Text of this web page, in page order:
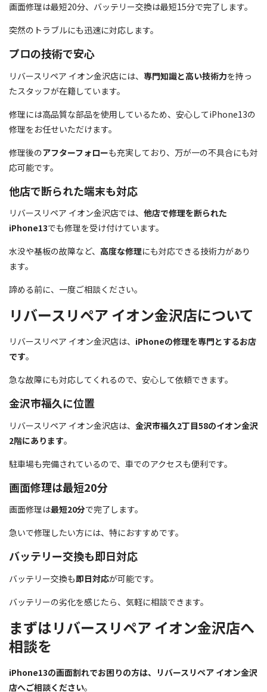
画面修理は最短20分、バッテリー交換は最短15分で完了します。
突然のトラブルにも迅速に対応します。
プロの技術で安心
リバースリペア イオン金沢店には、 専門知識と高い技術力を持っ
たスタッフが在籍しています。
修理には高品質な部品を使用しているため、安心してiPhone13の
修理をお任せいただけます。
修理後のアフターフォローも充実しており、万が一の不具合にも対
応可能です。
他店で断られた端末も対応
リバースリペア イオン金沢店では、 他店で修理を断られた
iPhone13でも修理を受け付けています。
水没や基板の故障など、 高度な修理にも対応できる技術力があり
ます。
諦める前に、一度ご相談ください。
リバースリペア イオン金沢店について
リバースリペア イオン金沢店は、 iPhoneの修理を専門とするお店
です。
急な故障にも対応してくれるので、安心して依頼できます。
金沢市福久に位置
リバースリペア イオン金沢店は、 金沢市福久2丁目58のイオン金沢
2階にあります。
駐車場も完備されているので、車でのアクセスも便利です。
画面修理は最短20分
画面修理は最短20分で完了します。
急いで修理したい方には、特におすすめです。
バッテリー交換も即日対応
バッテリー交換も即日対応が可能です。
バッテリーの劣化を感じたら、気軽に相談できます。
まずはリバースリペア イオン金沢店へ
相談を
iPhone13の画面割れでお困りの方は、リバースリペア イオン金沢
店へご相談ください。